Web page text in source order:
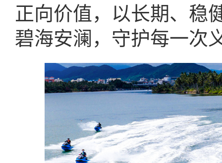
正向价值，以长期、稳
碧海安澜，守护每一次